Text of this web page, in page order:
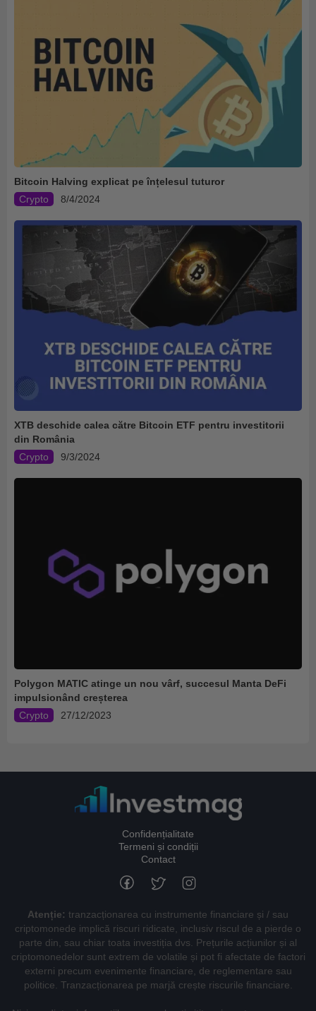
Bitcoin Halving explicat pe înțelesul tuturor
Crypto
8/4/2024
XTB deschide calea către Bitcoin ETF pentru investitorii
din România
Crypto
9/3/2024
Polygon MATIC atinge un nou vârf, succesul Manta DeFi
impulsionând creșterea
Crypto
27/12/2023
Confidențialitate
Termeni și condiții
Contact
Atenție: tranzacționarea cu instrumente financiare și / sau
criptomonede implică riscuri ridicate, inclusiv riscul de a pierde o
parte din, sau chiar toata investiția dvs. Prețurile acțiunilor și al
criptomonedelor sunt extrem de volatile și pot fi afectate de factori
externi precum evenimente financiare, de reglementare sau
politice. Tranzacționarea pe marjă crește riscurile financiare.